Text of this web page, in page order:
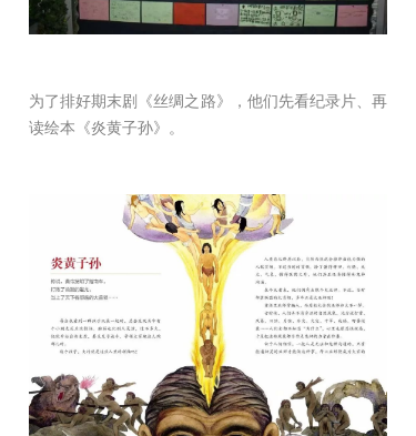
为了排好期末剧《丝绸之路》，他们先看纪录片、再
读绘本《炎黄子孙》。